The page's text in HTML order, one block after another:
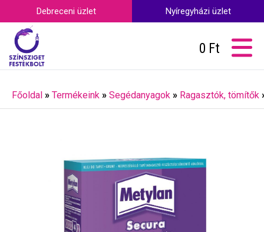
Debreceni üzlet Nyíregyházi üzlet
0 Ft
Főoldal » Termékeink » Segédanyagok » Ragasztók, tömítők